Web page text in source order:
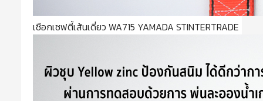
เชือกเซฟตี้เส้นเดี่ยว WA715 YAMADA STINTERTRADE